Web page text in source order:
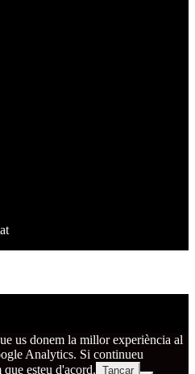
us donem la millor experiència al
Analytics. Si continueu
esteu d'acord. Tancar